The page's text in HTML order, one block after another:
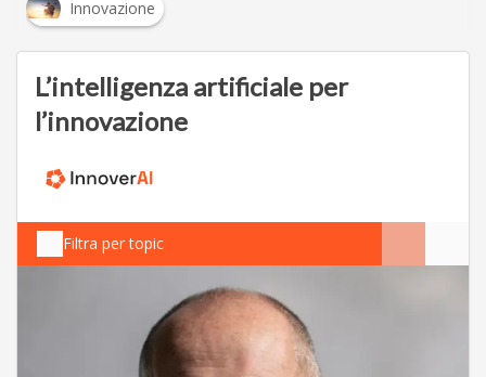
Innovazione
L’intelligenza artificiale per
l’innovazione
Filtra per topic